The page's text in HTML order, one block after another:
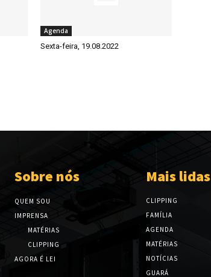
Agenda
Sexta-feira, 19.08.2022
Sobre nós
QUEM SOU
IMPRENSA
MATÉRIAS
CLIPPING
AGORA É LEI
Mais lidas
CLIPPING
FAMÍLIA
AGENDA
MATÉRIAS
NOTÍCIAS
GUARÁ